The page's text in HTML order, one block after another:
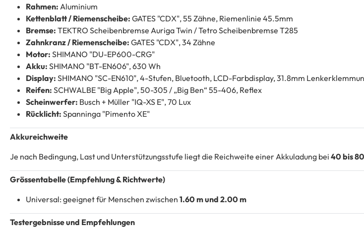
Rahmen: Aluminium
Kettenblatt / Riemenscheibe: GATES "CDX", 55 Zähne, Riemenlinie 45.5mm
Bremse: TEKTRO Scheibenbremse Auriga Twin / Tetro Scheibenbremse T285
Zahnkranz / Riemenscheibe: GATES "CDX", 34 Zähne
Motor: SHIMANO "DU-EP600-CRG"
Akku: SHIMANO "BT-EN606", 630 Wh
Display: SHIMANO "SC-EN610", 4-Stufen, Bluetooth, LCD-Farbdisplay, 31.8mm
Reifen: SCHWALBE "Big Apple", 50-305 / „Big Ben“ 55-406, Reflex
Scheinwerfer: Busch + Müller "IQ-XS E", 70 Lux
Rücklicht: Spanninga "Pimento XE"
Akkureichweite
Je nach Bedingung, Last und Unterstützungsstufe liegt die Reichweite einer Akkuladung bei 40 bis
Grössentabelle (Empfehlung & Richtwerte)
Universal: geeignet für Menschen zwischen 1.60 m und 2.00 m
Testergebnisse und Empfehlungen